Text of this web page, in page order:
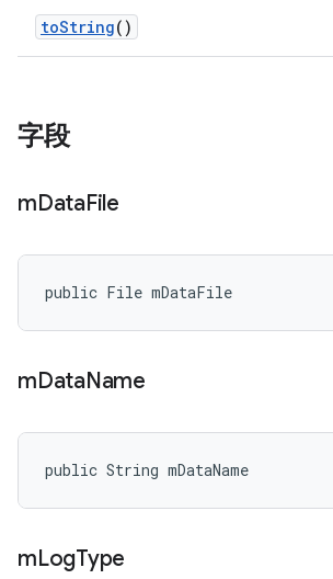
toString()
字段
mDataFile
public File mDataFile
mDataName
public String mDataName
mLogType